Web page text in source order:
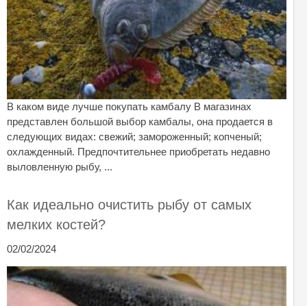
В каком виде лучше покупать камбалу В магазинах
представлен большой выбор камбалы, она продается в
следующих видах: свежий; замороженный; копченый;
охлажденный. Предпочтительнее приобретать недавно
выловленную рыбу, ...
Как идеально очистить рыбу от самых
мелких костей?
02/02/2024